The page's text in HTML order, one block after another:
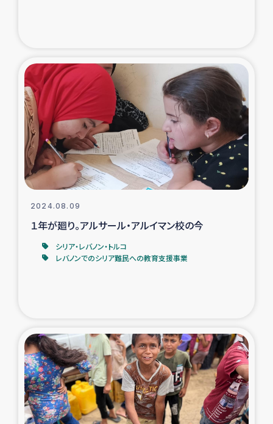
コーヒー生産者支援
アイナロ県マウベシ郡でのコーヒー畑改善事業
ベイルート大規模爆発被災者支援
女性の生計向上支援
アグロフォレストリー（カカオ）事業
2024.08.09
１年が廻り。アルサール・アルイマン校の今
シリア・レバノン・トルコ
レバノンでのシリア難民への教育支援事業